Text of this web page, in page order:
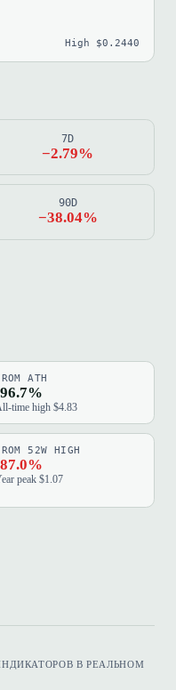
High $0.2440
7D
−2.79%
90D
−38.04%
ATH
time high $4.83
52W HIGH
peak $1.07
В РЕАЛЬНОМ